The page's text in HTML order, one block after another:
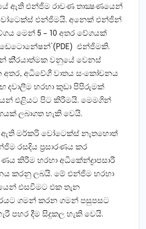
ඇති එන්ජිම රාවණ තාක්‍ෂණයෙන්
එන්ජිමයි. අනෙක් එන්ජින්
මෙන් 5 – 10 අතර වේගයක්
ඩෙටොනේෂන්’(PDE) එන්ජිමකි.
කි‍්‍රයාත්මක වනුයේ වෙනස්
අධිවේගී වාතය සංකෝචනය
දවාලීම හරහා කුඩා පිපිරුමක්
එළියට පිට කිරීමයි. මෙමගින්
ලබාගත හැකි වෙයි.
ඇති මර්කරි වෝටෙක්ස් නැතහොත්
රසදිය ප‍්‍රසාරණය කර
කිරීම හරහා අධිකේන්ද්‍රාපසාරී
කරනු ලබයි. මේ එන්ජිම හරහා
එසවීමට එක තැන
ගමන් කරන ගමන් පසුපසට
පහර දීම සිදුකල හැකි වෙයි.